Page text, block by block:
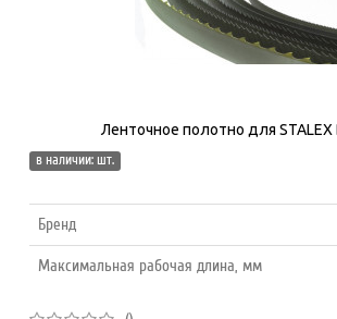
Ленточное полотно для STALEX
в наличии: шт.
Бренд
Максимальная рабочая длина, мм